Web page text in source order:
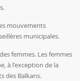
mouvements
municipales.
femmes. Les femmes
à l'exception de la
des Balkans.